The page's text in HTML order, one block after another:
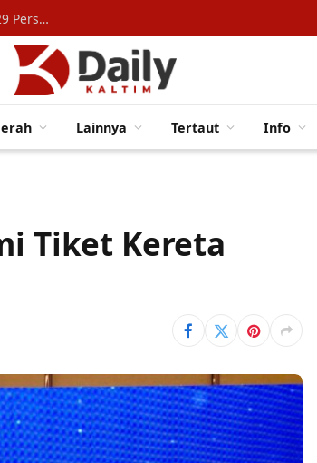
Konsumsi Rumah Tangga Topang Ekonomi Indonesia Tumbuh 5,29 Persen
Lainnya Tertaut Info
Tiket Kereta